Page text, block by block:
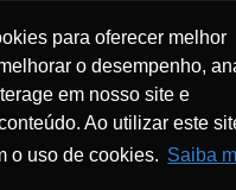
para oferecer melhor
o desempenho,
em nosso site e
Ao utilizar este
o uso de cookies. Saiba
Política de
2025
os